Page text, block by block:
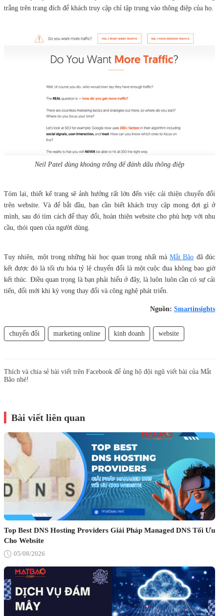
trắng trên trang đích để khách truy cập chỉ tập trung vào thông điệp của họ.
Neil Patel dùng khoảng trắng để đánh dấu thông điệp
Tóm lại, thiết kế trang sẽ ảnh hưởng rất lớn đến việc cải thiện chuyển đổi
trên website. Và để bắt đầu, bạn cần biết khách truy cập mong đợi gì ở
mình, sau đó tìm cách để thay đổi, hoàn thiện website cho phù hợp với nhu
cầu, thói quen của người dùng.
Tuy nhiên, một trong những bài học quan trọng nhất màMắt Bão đã đúc
kết được đó là tối ưu hóa tỷ lệ chuyển đổi là một cuộc đua không bao giờ
kết thúc. Điều quan trọng là bạn phải hiểu ở đây, là luôn luôn cần có sự cải
tiến, đổi mới khi kỳ vọng thay đổi và công nghệ phát triển.
Nguồn: Smartinsights​
chuyển đổi marketing online kinh doanh website
Thích và chia sẻ bài viết trên Facebook để ủng hộ đội ngũ viết bài của Mắt
Bão nhé!
Bài viết liên quan
Top Best DNS Hosting Providers Giải Pháp Managed DNS Tối Ưu
Cho Website
05/08/2026